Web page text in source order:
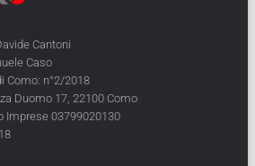
Cantoni
Caso
Como: n°2/2018
Duomo 17, 22100 Como
Imprese 03799020130